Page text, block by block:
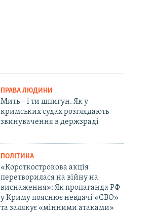
ПРАВА ЛЮДИНИ
Мить – і ти шпигун. Як у
кримських судах розглядають
звинувачення в держзраді
ПОЛІТИКА
«Короткострокова акція
перетворилася на війну на
виснаження»: Як пропаганда РФ
у Криму пояснює невдачі «СВО»
та залякує «мінними атаками»